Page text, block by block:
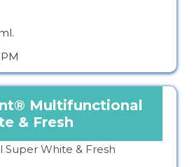
Multifunctional
& Fresh